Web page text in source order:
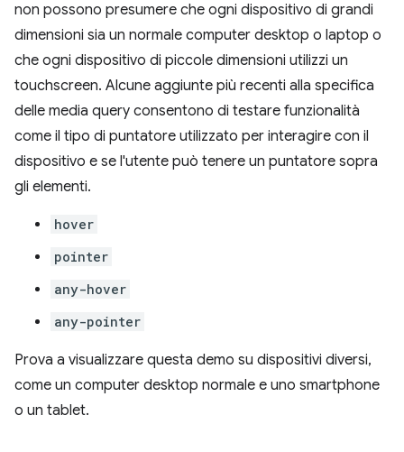
non possono presumere che ogni dispositivo di grandi
dimensioni sia un normale computer desktop o laptop o
che ogni dispositivo di piccole dimensioni utilizzi un
touchscreen. Alcune aggiunte più recenti alla specifica
delle media query consentono di testare funzionalità
come il tipo di puntatore utilizzato per interagire con il
dispositivo e se l'utente può tenere un puntatore sopra
gli elementi.
hover
pointer
any-hover
any-pointer
Prova a visualizzare questa demo su dispositivi diversi,
come un computer desktop normale e uno smartphone
o un tablet.